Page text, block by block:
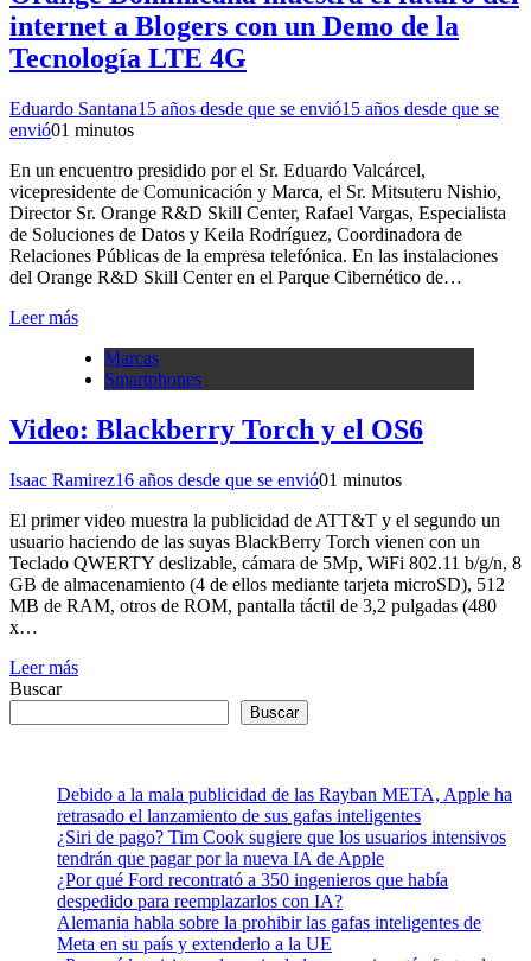
internet a Blogers con un Demo de la
Tecnología LTE 4G
Eduardo Santana15 años desde que se envió15 años desde que se
envió01 minutos
En un encuentro presidido por el Sr. Eduardo Valcárcel,
vicepresidente de Comunicación y Marca, el Sr. Mitsuteru Nishio,
Director Sr. Orange R&D Skill Center, Rafael Vargas, Especialista
de Soluciones de Datos y Keila Rodríguez, Coordinadora de
Relaciones Públicas de la empresa telefónica. En las instalaciones
del Orange R&D Skill Center en el Parque Cibernético de…
Leer más
Marcas
Smartphones
Video: Blackberry Torch y el OS6
Isaac Ramirez16 años desde que se envió01 minutos
El primer video muestra la publicidad de ATT&T y el segundo un
usuario haciendo de las suyas BlackBerry Torch vienen con un
Teclado QWERTY deslizable, cámara de 5Mp, WiFi 802.11 b/g/n, 8
GB de almacenamiento (4 de ellos mediante tarjeta microSD), 512
MB de RAM, otros de ROM, pantalla táctil de 3,2 pulgadas (480
x…
Leer más
Buscar
Buscar
Debido a la mala publicidad de las Rayban META, Apple ha
retrasado el lanzamiento de sus gafas inteligentes
¿Siri de pago? Tim Cook sugiere que los usuarios intensivos
tendrán que pagar por la nueva IA de Apple
¿Por qué Ford recontrató a 350 ingenieros que había
despedido para reemplazarlos con IA?
Alemania habla sobre la prohibir las gafas inteligentes de
Meta en su país y extenderlo a la UE